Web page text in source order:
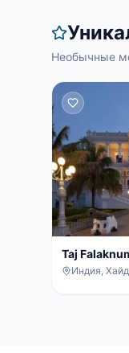
Необычные
Taj
Индия,